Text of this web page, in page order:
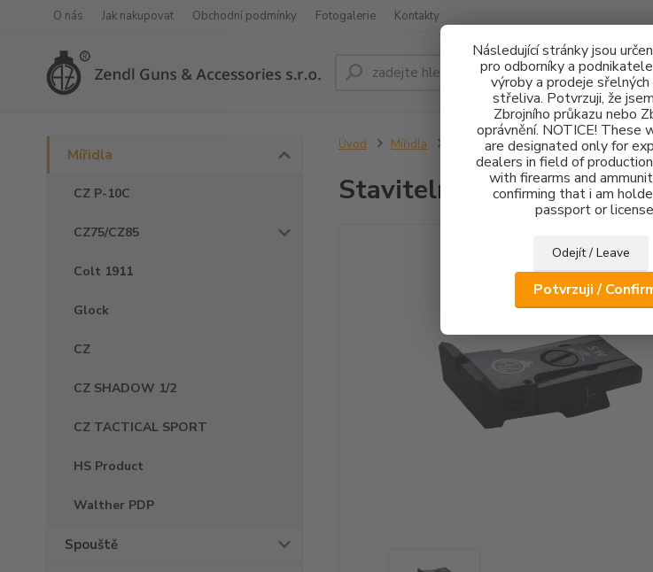
Následující stránky jsou
pro odborníky a
výroby a prodeje sřelných
střeliva. Potvrzuji, že
Zbrojního průkazu nebo
oprávnění. NOTICE! These
are designated only for
dealers in field of
with firearms and
confirming that i am
passport or
Odejít / Leave
Potvrzuji /
O nás Jak nakupovat Obchodní podmínky Fotogalerie Kontakty
Hledat
Mířidla
CZ P-10C
CZ75/CZ85
Colt 1911
Glock
CZ
CZ SHADOW 1/2
CZ TACTICAL SPORT
HS Product
Walther PDP
Spouště
Úvod Mířidla Stavitelné hledí Special CZ 75 SP-01
Stavitelné hledí Special